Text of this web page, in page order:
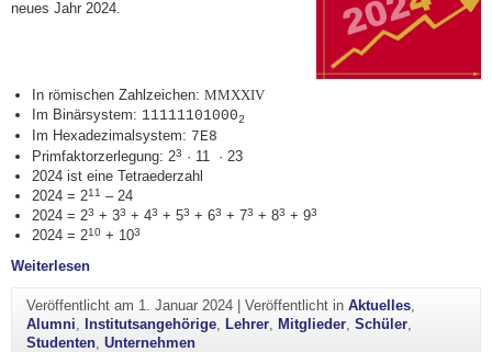
neues Jahr 2024.
In römischen Zahlzeichen:MMXXIV
Im Binärsystem: 111111010002
Im Hexadezimalsystem: 7E8
Primfaktorzerlegung: 23 · 11 · 23
2024 ist eine Tetraederzahl
2024 = 211 – 24
2024 = 23 + 33 + 43 + 53 + 63 + 73 + 83 + 93
2024 = 210 + 103
Weiterlesen"Zweitausenvierundzwanzig"
Veröffentlicht am 1. Januar 2024| Veröffentlicht in Aktuelles,
Alumni Institutsangehörige, Lehrer, Mitglieder, Schüler,
Studenten, Unternehmen